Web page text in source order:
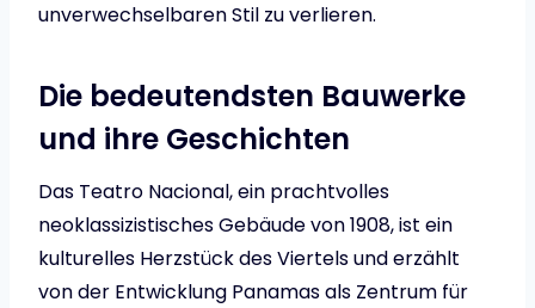
unverwechselbaren Stil zu verlieren.
Die bedeutendsten Bauwerke
und ihre Geschichten
Das Teatro Nacional, ein prachtvolles
neoklassizistisches Gebäude von 1908, ist ein
kulturelles Herzstück des Viertels und erzählt
von der Entwicklung Panamas als Zentrum für